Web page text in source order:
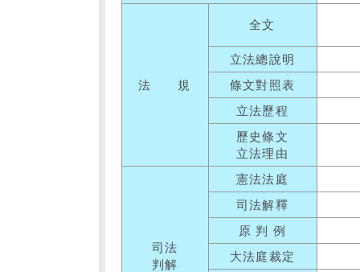
法 規
全文
立法總說明
條文對照表
立法歷程
歷史條文
立法理由
司法
判解
憲法法庭
司法解釋
原 判 例
大法庭裁定